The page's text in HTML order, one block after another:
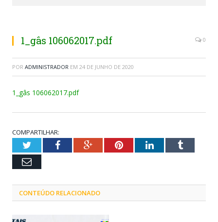
1_gâs 106062017.pdf 0
POR ADMINISTRADOR EM 24 DE JUNHO DE 2020
1_gâs 106062017.pdf
COMPARTILHAR:
TwitterFacebookGoogle+PinterestLinkedInTumblr
Email
CONTEÚDO RELACIONADO